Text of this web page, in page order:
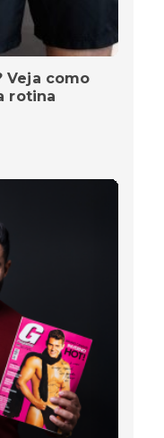
Veja como
rotina